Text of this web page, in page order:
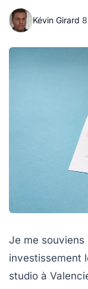
Kévin Girard·
Je me souviens
investissement
studio à